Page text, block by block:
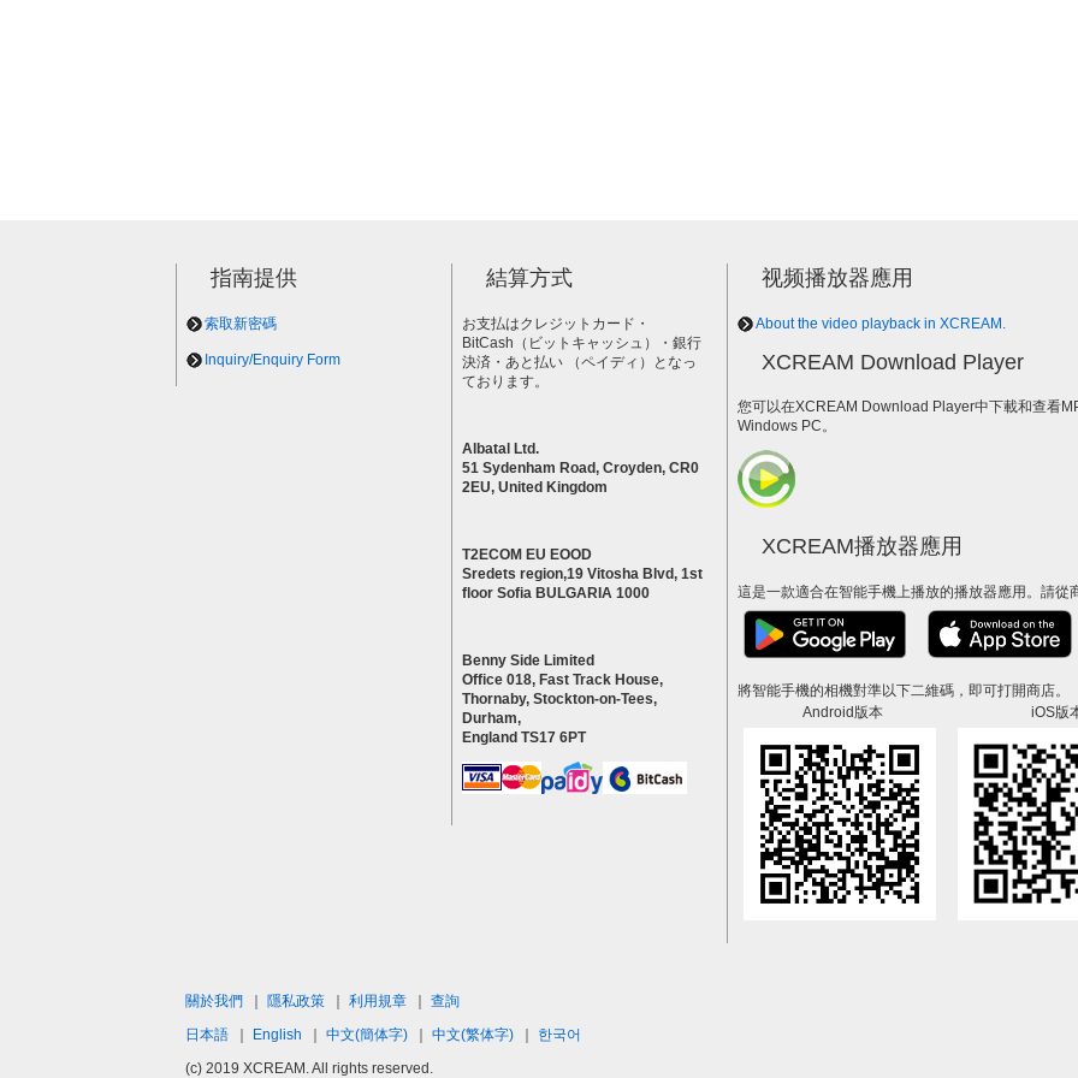
指南提供
索取新密碼
Inquiry/Enquiry Form
結算方式
お支払はクレジットカード・
BitCash（ビットキャッシュ）・銀行
決済・あと払い （ペイディ）となっ
ております。
Albatal Ltd.
51 Sydenham Road, Croyden, CR0
2EU, United Kingdom
T2ECOM EU EOOD
Sredets region,19 Vitosha Blvd, 1st
floor Sofia BULGARIA 1000
Benny Side Limited
Office 018, Fast Track House,
Thornaby, Stockton-on-Tees,
Durham,
England TS17 6PT
视频播放器應用
About the video playback in XCREAM.
XCREAM Download Player
您可以在XCREAM Download Player中下載和查看
Windows PC。
XCREAM播放器應用
這是一款適合在智能手機上播放的播放器應用。請從
將智能手機的相機對準以下二維碼，即可打開商店。
Android版本
iOS版
關於我們 隱私政策 利用規章
查詢
日本語
English 中文(簡体字) 中文(繁体字)
한국어
(c) 2019 XCREAM. All rights reserved.